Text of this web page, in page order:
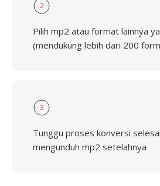
2
Pilih mp2 atau format lainnya
(mendukung lebih dari 200
3
Tunggu proses konversi
mengunduh mp2 setelahnya